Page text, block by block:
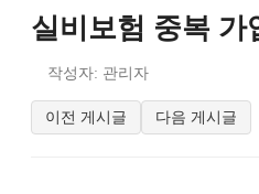
실비보험 중복 가
작성자: 관리자
이전 게시글 다음 게시글